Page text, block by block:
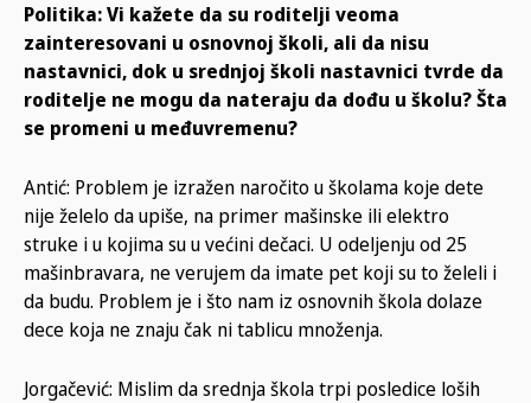
Politika: Vi kažete da su roditelji veoma
zainteresovani u osnovnoj školi, ali da nisu
nastavnici, dok u srednjoj školi nastavnici tvrde da
roditelje ne mogu da nateraju da dođu u školu? Šta
se promeni u međuvremenu?
Antić: Problem je izražen naročito u školama koje dete
nije želelo da upiše, na primer mašinske ili elektro
struke i u kojima su u većini dečaci. U odeljenju od 25
mašinbravara, ne verujem da imate pet koji su to želeli i
da budu. Problem je i što nam iz osnovnih škola dolaze
dece koja ne znaju čak ni tablicu množenja.
Jorgačević: Mislim da srednja škola trpi posledice loših